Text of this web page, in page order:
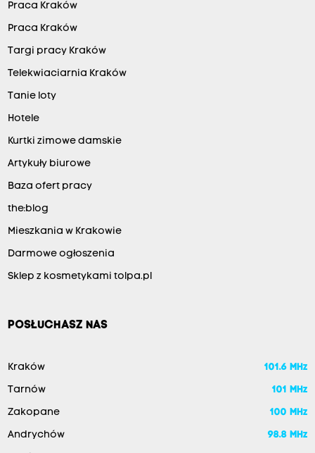
Praca Kraków
Praca Kraków
Targi pracy Kraków
Telekwiaciarnia Kraków
Tanie loty
Hotele
Kurtki zimowe damskie
Artykuły biurowe
Baza ofert pracy
the:blog
Mieszkania w Krakowie
Darmowe ogłoszenia
Sklep z kosmetykami tolpa.pl
POSŁUCHASZ NAS
Kraków 101.6 MHz
Tarnów 101 MHz
Zakopane 100 MHz
Andrychów 98.8 MHz